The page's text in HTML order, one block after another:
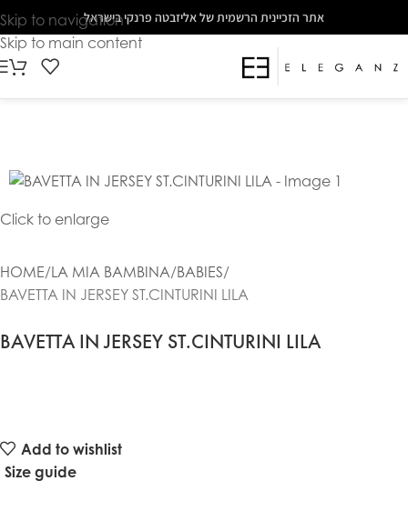
The
beginning
of
web
to
to
Content
Skip to navigation
Skip to main content
אתר הזכיינית הרשמית של אליזבטה פרנקי בישראל
Click to enlarge
HOME LA MIA BAMBINA BABIES
BAVETTA IN JERSEY ST.CINTURINI LILA
BAVETTA IN JERSEY ST.CINTURINI LILA
Add to wishlist
Size guide